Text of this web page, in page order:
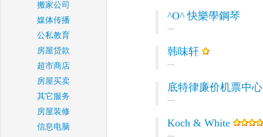
搬家公司
媒体传播
公私教育
房屋贷款
超市商店
房屋买卖
其它服务
房屋装修
信息电脑
^O^ 快樂學鋼琴
韩味轩
底特律廉价机票中
Koch & White